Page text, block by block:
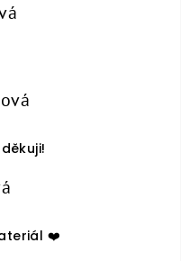
je 5 z 5 hvězdiček.
je 5 z 5 hvězdiček.
je 5 z 5 hvězdiček.
❤️